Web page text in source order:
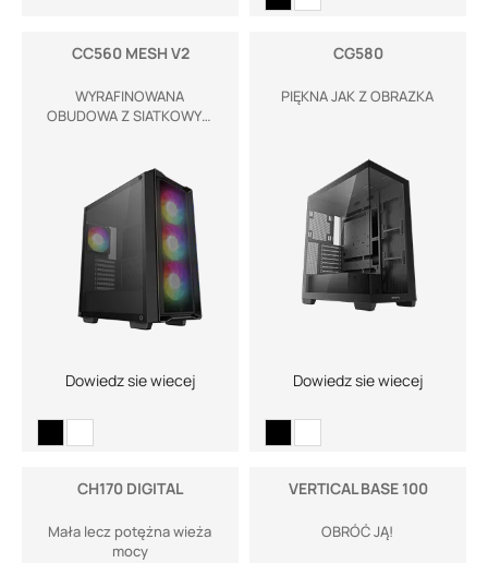
CC560 MESH V2
WYRAFINOWANA
OBUDOWA Z SIATKOWYM
Dowiedz sie wiecej
CG580
PIĘKNA JAK Z OBRAZKA
Dowiedz sie wiecej
CH170 DIGITAL
Mała lecz potężna wieża
mocy
VERTICAL BASE 100
OBRÓĆ JĄ!